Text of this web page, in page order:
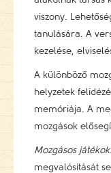
viszony.
tanulására. A
kezelése,
A különböző
helyzetek
memóriája. A
mozgások
Mozgásos
megvalósítását